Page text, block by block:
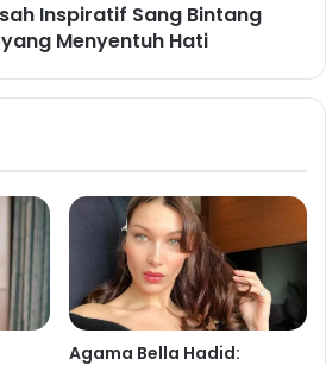
Inspiratif Sang Bintang
Menyentuh Hati
Agama Bella Hadid: